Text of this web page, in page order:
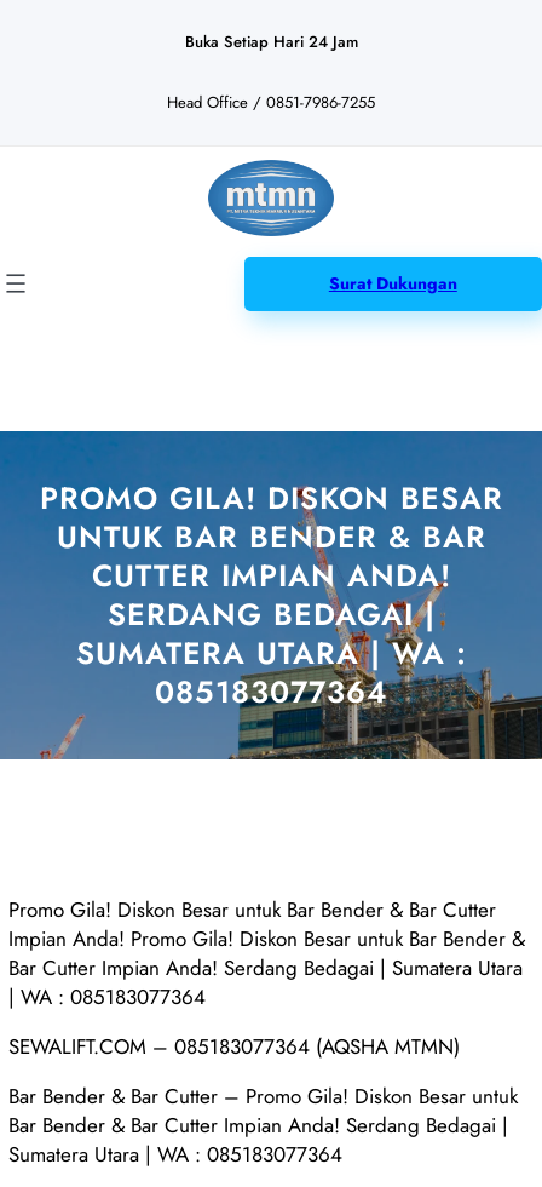
Buka Setiap Hari 24 Jam
Head Office / 0851-7986-7255
Surat Dukungan
PROMO GILA! DISKON BESAR
UNTUK BAR BENDER & BAR
CUTTER IMPIAN ANDA!
SERDANG BEDAGAI |
SUMATERA UTARA | WA :
085183077364
Promo Gila! Diskon Besar untuk Bar Bender & Bar Cutter
Impian Anda! Promo Gila! Diskon Besar untuk Bar Bender &
Bar Cutter Impian Anda! Serdang Bedagai | Sumatera Utara
| WA : 085183077364
SEWALIFT.COM – 085183077364 (AQSHA MTMN)
Bar Bender & Bar Cutter – Promo Gila! Diskon Besar untuk
Bar Bender & Bar Cutter Impian Anda! Serdang Bedagai |
Sumatera Utara | WA : 085183077364